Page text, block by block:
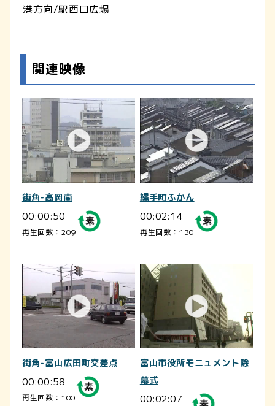
港方向/駅西口広場
関連映像
街角-高岡南
00:00:50
再生回数：209
縄手町ふかん
00:02:14
再生回数：130
街角-富山広田町交差点
00:00:58
再生回数：100
富山市役所モニュメント除
幕式
00:02:07